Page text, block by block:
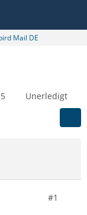
Mail DE
Unerledigt
#1